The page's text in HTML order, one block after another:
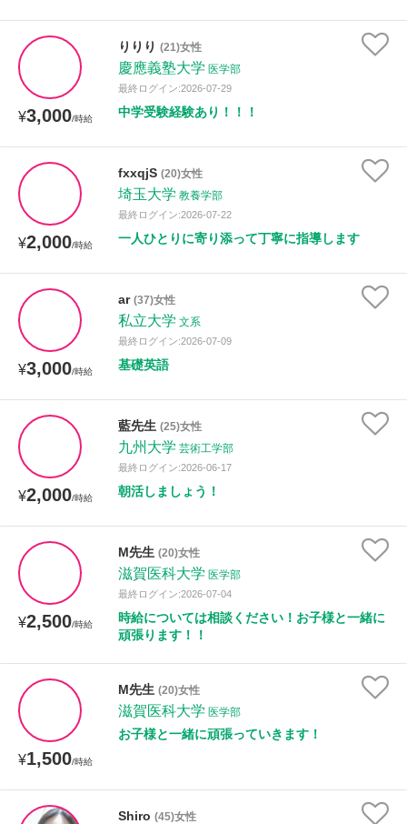
¥3,000/時給
りりり (21)女性
慶應義塾大学 医学部
最終ログイン:2026-07-29
中学受験経験あり！！！
¥2,000/時給
fxxqjS (20)女性
埼玉大学 教養学部
最終ログイン:2026-07-22
一人ひとりに寄り添って丁寧に指導します
¥3,000/時給
ar (37)女性
私立大学 文系
最終ログイン:2026-07-09
基礎英語
¥2,000/時給
藍先生 (25)女性
九州大学 芸術工学部
最終ログイン:2026-06-17
朝活しましょう！
¥2,500/時給
M先生 (20)女性
滋賀医科大学 医学部
最終ログイン:2026-07-04
時給については相談ください！お子様と一緒に
頑張ります！！
¥1,500/時給
M先生 (20)女性
滋賀医科大学 医学部
お子様と一緒に頑張っていきます！
Shiro (45)女性